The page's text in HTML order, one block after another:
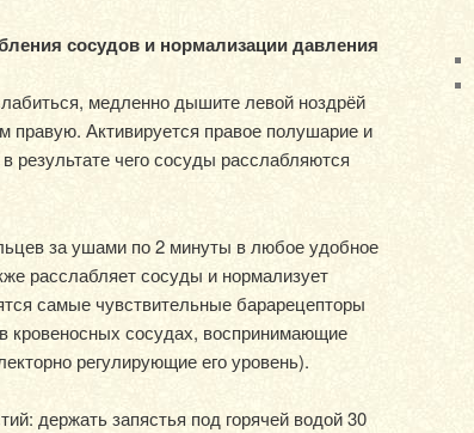
сосудов и нормализации давления
медленно дышите левой ноздрёй
правую. Активируется правое полушарие и
результате чего сосуды расслабляются
за ушами по 2 минуты в любое удобное
расслабляет сосуды и нормализует
самые чувствительные барарецепторы
кровеносных сосудах, воспринимающие
регулирующие его уровень).
держать запястья под горячей водой 30